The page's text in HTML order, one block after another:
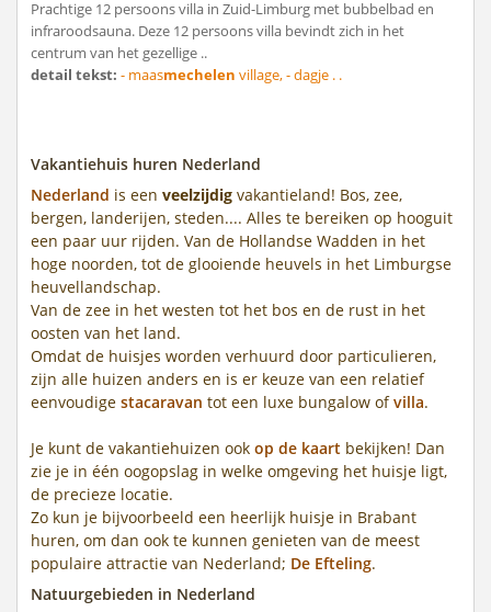
Prachtige 12 persoons villa in Zuid-Limburg met bubbelbad en
infraroodsauna. Deze 12 persoons villa bevindt zich in het
centrum van het gezellige ..
detail tekst: - maasmechelen village, - dagje . .
Vakantiehuis huren Nederland
Nederland is een veelzijdig vakantieland! Bos, zee,
bergen, landerijen, steden.... Alles te bereiken op hooguit
een paar uur rijden. Van de Hollandse Wadden in het
hoge noorden, tot de glooiende heuvels in het Limburgse
heuvellandschap.
Van de zee in het westen tot het bos en de rust in het
oosten van het land.
Omdat de huisjes worden verhuurd door particulieren,
zijn alle huizen anders en is er keuze van een relatief
eenvoudige stacaravan tot een luxe bungalow ofvilla.
Je kunt de vakantiehuizen ook op de kaart bekijken! Dan
zie je in één oogopslag in welke omgeving het huisje ligt,
de precieze locatie.
Zo kun je bijvoorbeeld een heerlijk huisje in Brabant
huren, om dan ook te kunnen genieten van de meest
populaire attractie van Nederland; De Efteling.
Natuurgebieden in Nederland